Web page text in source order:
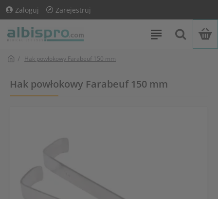
Zaloguj Zarejestruj
Hak powłokowy Farabeuf 150 mm
Hak powłokowy Farabeuf 150 mm